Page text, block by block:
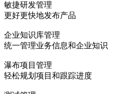
敏捷研发管理
更好更快地发布产品
企业知识库管理
统一管理业务信息和企业知识
瀑布项目管理
轻松规划项目和跟踪进度